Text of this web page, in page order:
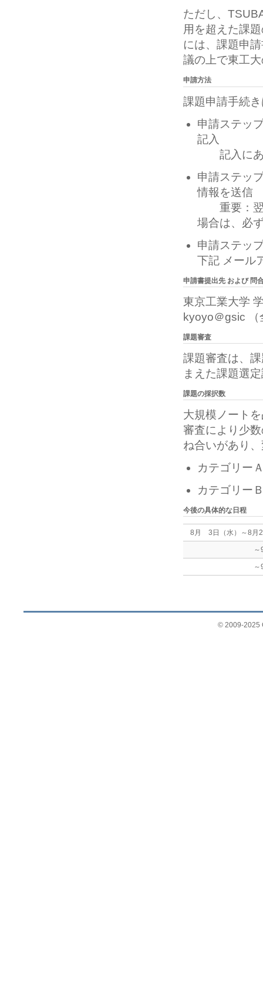
ただし、
用を超えた課
には、課題申
議の上で東工
申請方法
課題申請手続
申請ステッ
記入
記入にあ
申請ステッ
情報を送信
重要：翌
場合は、必
申請ステッ
下記 メール
申請書提出先 および 問
東京工業大学
kyoyo＠gsic （
課題審査
課題審査は、
まえた課題選
課題の採択数
大規模ノート
審査により少
ね合いがあり
カテゴリー
カテゴリー
今後の具体的な日程
8月 3日（水）～8月
～9月 5日
～9月 7日
© 2009-2025